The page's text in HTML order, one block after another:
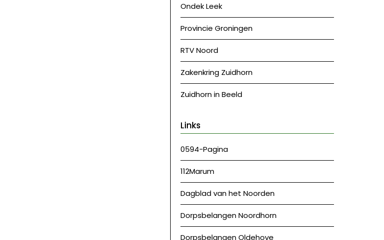
Ondek Leek
Provincie Groningen
RTV Noord
Zakenkring Zuidhorn
Zuidhorn in Beeld
Links
0594-Pagina
112Marum
Dagblad van het Noorden
Dorpsbelangen Noordhorn
Dorpsbelangen Oldehove